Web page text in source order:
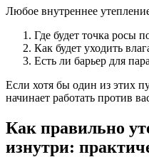
Любое внутреннее
Где будет точка росы
Как будет уходить
Есть ли барьер для
Если хотя бы один из этих
начинает работать против
Как правильно
изнутри: